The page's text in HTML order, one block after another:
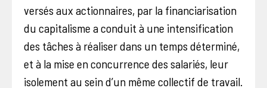
versés aux actionnaires, par la financiarisation
du capitalisme a conduit à une intensification
des tâches à réaliser dans un temps déterminé,
et à la mise en concurrence des salariés, leur
isolement au sein d’un même collectif de travail.